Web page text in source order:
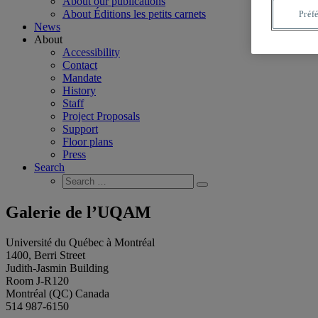
About Éditions les petits carnets
News
About
Accessibility
Contact
Mandate
History
Staff
Project Proposals
Support
Floor plans
Press
Search
Search
for:
Search
Galerie de l’UQAM
Université du Québec à Montréal
1400, Berri Street
Judith-Jasmin Building
Room J-R120
Montréal (QC) Canada
514 987-6150